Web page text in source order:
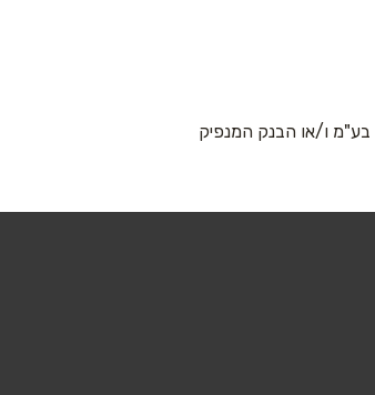
ו/או הבנק המנפיק